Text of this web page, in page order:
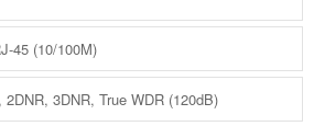
45 (10/100M)
2DNR, 3DNR, True WDR (120dB)